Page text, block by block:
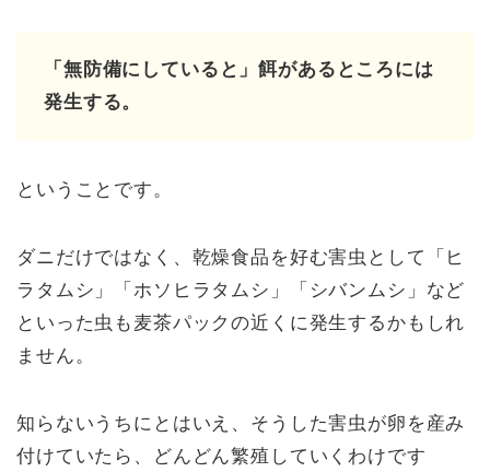
「無防備にしていると」餌があるところには
発生する。
ということです。
ダニだけではなく、乾燥食品を好む害虫として「ヒ
ラタムシ」「ホソヒラタムシ」「シバンムシ」など
といった虫も麦茶パックの近くに発生するかもしれ
ません。
知らないうちにとはいえ、そうした害虫が卵を産み
付けていたら、どんどん繁殖していくわけです